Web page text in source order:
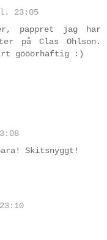
23:05
pappret jag har
på Clas Ohlson.
gööörhäftig :)
Skitsnyggt!